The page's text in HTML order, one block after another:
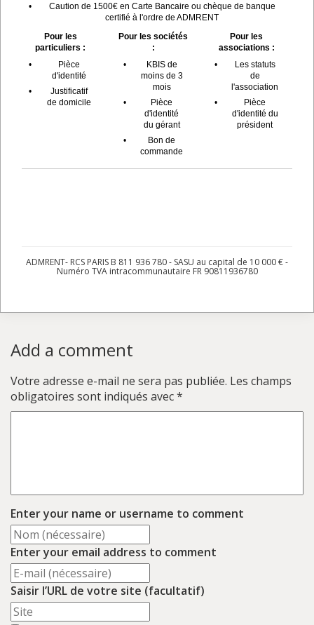
•
Caution de 1500€ en Carte Bancaire ou chèque de banque
certifié à l'ordre de ADMRENT
Pour les
particuliers :
•
Pièce
d'identité
•
Justificatif
de domicile
Pour les sociétés
:
•
KBIS de
moins de 3
mois
•
Pièce
d'identité
du gérant
•
Bon de
commande
Pour les
associations :
•
Les statuts
de
l'association
•
Pièce
d'identité du
président
ADMRENT- RCS PARIS B 811 936 780 - SASU au capital de 10 000 € -
Numéro TVA intracommunautaire FR 90811936780
Add a comment
Votre adresse e-mail ne sera pas publiée. Les champs
obligatoires sont indiqués avec*
Enter your name or username to comment
Enter your email address to comment
Saisir l’URL de votre site (facultatif)